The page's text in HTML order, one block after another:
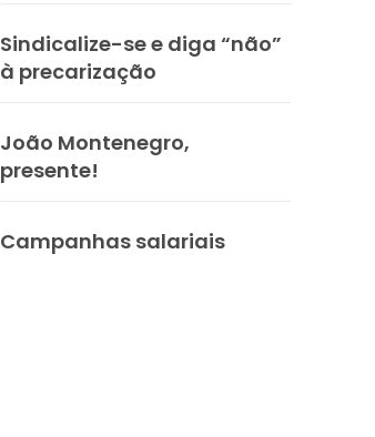
Sindicalize-se e diga “não”
à precarização
João Montenegro,
presente!
Campanhas salariais